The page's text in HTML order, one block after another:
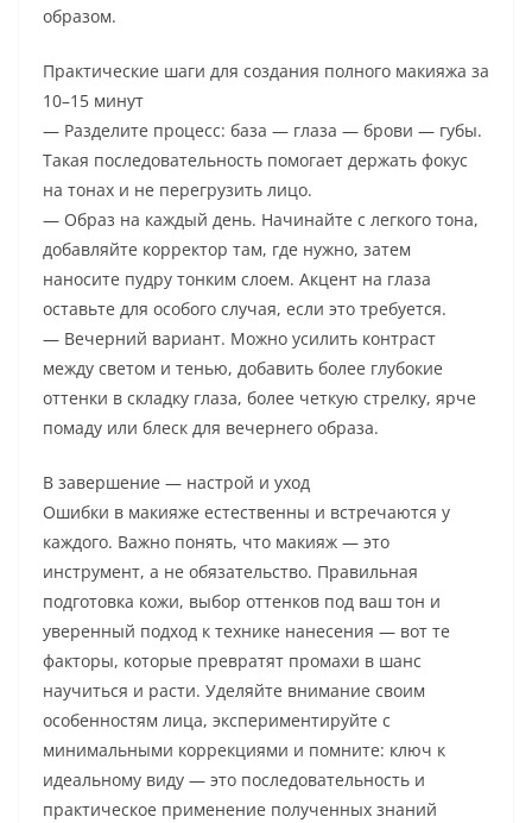
образом.
Практические шаги для создания полного макияжа за
10–15 минут
— Разделите процесс: база — глаза — брови — губы.
Такая последовательность помогает держать фокус
на тонах и не перегрузить лицо.
— Образ на каждый день. Начинайте с легкого тона,
добавляйте корректор там, где нужно, затем
наносите пудру тонким слоем. Акцент на глаза
оставьте для особого случая, если это требуется.
— Вечерний вариант. Можно усилить контраст
между светом и тенью, добавить более глубокие
оттенки в складку глаза, более четкую стрелку, ярче
помаду или блеск для вечернего образа.
В завершение — настрой и уход
Ошибки в макияже естественны и встречаются у
каждого. Важно понять, что макияж — это
инструмент, а не обязательство. Правильная
подготовка кожи, выбор оттенков под ваш тон и
уверенный подход к технике нанесения — вот те
факторы, которые превратят промахи в шанс
научиться и расти. Уделяйте внимание своим
особенностям лица, экспериментируйте с
минимальными коррекциями и помните: ключ к
идеальному виду — это последовательность и
практическое применение полученных знаний